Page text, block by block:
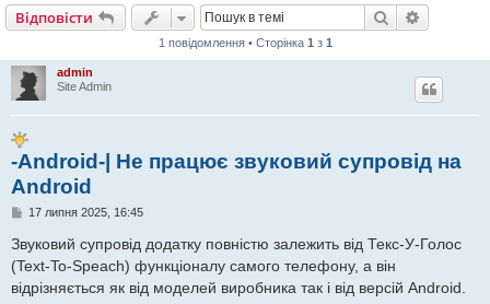
Відповісти Пошук
1 повідомлення • Сторінка 1 з 1
admin
Site Admin
-Android-| Не працює звуковий супровід на
Android
П
в
і
д
м
17 липня 2025, 16:45
Звуковий супровід додатку повністю залежить від Текс-У-Голос
(Text-To-Speach) функціоналу самого телефону, а він
відрізняється як від моделей виробника так і від версій Android.